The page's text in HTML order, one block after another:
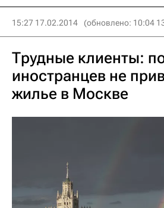
15:27 17.02.2014 (обновлено: 10:04
Трудные клиенты:
иностранцев не
жилье в Москве